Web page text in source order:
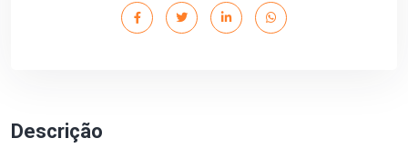
Descrição